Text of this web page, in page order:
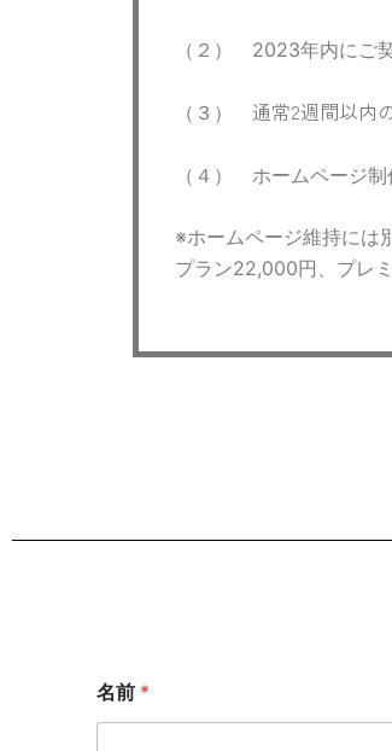
（２） 2023年内にご
（３） 通常2週間以内
（４） ホームページ
※ホームページ維持には
プラン22,000円、プレ
名前 *